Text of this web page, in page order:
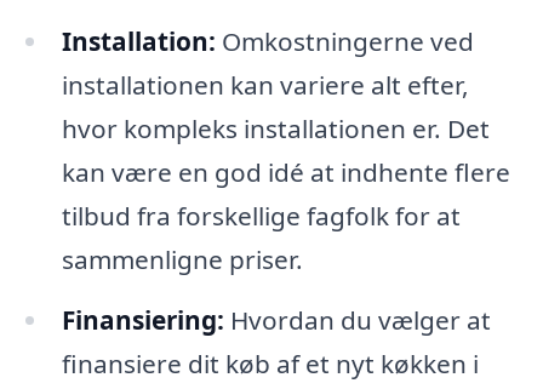
Installation: Omkostningerne ved
installationen kan variere alt efter,
hvor kompleks installationen er. Det
kan være en god idé at indhente flere
tilbud fra forskellige fagfolk for at
sammenligne priser.
Finansiering: Hvordan du vælger at
finansiere dit køb af et nyt køkken i